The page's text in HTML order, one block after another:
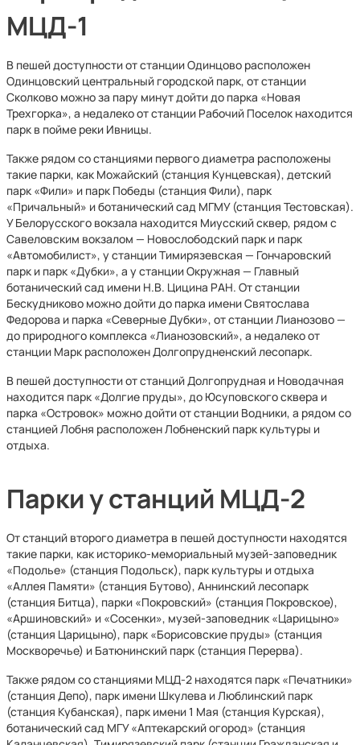
МЦД-1
В пешей доступности от станции Одинцово расположен
Одинцовский центральный городской парк, от станции
Сколково можно за пару минут дойти до парка «Новая
Трехгорка», а недалеко от станции Рабочий Поселок находится
парк в пойме реки Ивницы.
Также рядом со станциями первого диаметра расположены
такие парки, как Можайский (станция Кунцевская), детский
парк «Фили» и парк Победы (станция Фили), парк
«Причальный» и ботанический сад МГМУ (станция Тестовская).
У Белорусского вокзала находится Миусский сквер, рядом с
Савеловским вокзалом — Новослободский парк и парк
«Автомобилист», у станции Тимирязевская — Гончаровский
парк и парк «Дубки», а у станции Окружная — Главный
ботанический сад имени Н.В. Цицина РАН. От станции
Бескудниково можно дойти до парка имени Святослава
Федорова и парка «Северные Дубки», от станции Лианозово —
до природного комплекса «Лианозовский», а недалеко от
станции Марк расположен Долгопрудненский лесопарк.
В пешей доступности от станций Долгопрудная и Новодачная
находится парк «Долгие пруды», до Юсуповского сквера и
парка «Островок» можно дойти от станции Водники, а рядом со
станцией Лобня расположен Лобненский парк культуры и
отдыха.
Парки у станций МЦД-2
От станций второго диаметра в пешей доступности находятся
такие парки, как историко-мемориальный музей-заповедник
«Подолье» (станция Подольск), парк культуры и отдыха
«Аллея Памяти» (станция Бутово), Аннинский лесопарк
(станция Битца), парки «Покровский» (станция Покровское),
«Аршиновский» и «Сосенки», музей-заповедник «Царицыно»
(станция Царицыно), парк «Борисовские пруды» (станция
Москворечье) и Батюнинский парк (станция Перерва).
Также рядом со станциями МЦД-2 находятся парк «Печатники»
(станция Депо), парк имени Шкулева и Люблинский парк
(станция Кубанская), парк имени 1 Мая (станция Курская),
ботанический сад МГУ «Аптекарский огород» (станция